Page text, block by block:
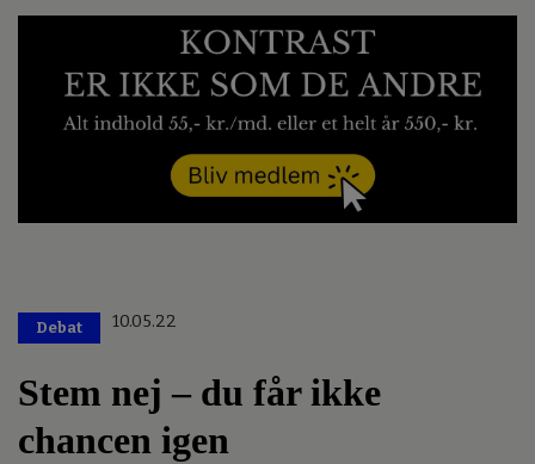
Debat 10.05.22
Stem nej – du får ikke
chancen igen